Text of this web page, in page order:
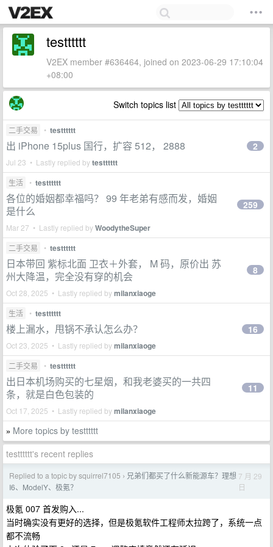
testttttt
V2EX member #636464, joined on 2023-06-29 17:10:04
+08:00
Switch topics list
二手交易 • testttttt
出 iPhone 15plus 国行，扩容 512， 2888
Jul 23 • Lastly replied bytestttttt
2
生活 • testttttt
各位的婚姻都幸福吗？ 99 年老弟有感而发，婚姻
是什么
Mar 27 • Lastly replied byWoodytheSuper
259
二手交易 • testttttt
日本带回 紫标北面 卫衣＋外套， M 码，原价出 苏
州大降温，完全没有穿的机会
Oct 28, 2025 • Lastly replied bymilanxiaoge
8
生活 • testttttt
楼上漏水，甩锅不承认怎么办？
Oct 23, 2025 • Lastly replied bymilanxiaoge
16
二手交易 • testttttt
出日本机场购买的七星烟，和我老婆买的一共四
条，就是白色包装的
Oct 17, 2025 • Lastly replied bymilanxiaoge
11
» More topics by testttttt
testttttt's recent replies
Replied to a topic by squirrel7105 › 兄弟们都买了什么新能源车？理想
I6、ModelY、极氪？
7 月 29
日
极氪 007 首发购入...
当时确实没有更好的选择，但是极氪软件工程师太拉跨了，系统一点
都不流畅